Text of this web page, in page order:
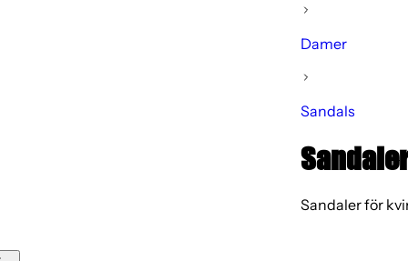
Damer
Sandals
Sandaler för